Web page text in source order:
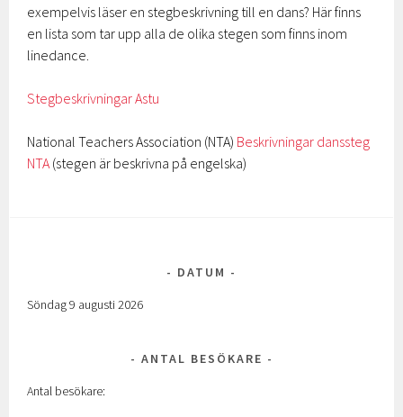
exempelvis läser en stegbeskrivning till en dans? Här finns
en lista som tar upp alla de olika stegen som finns inom
linedance.
Stegbeskrivningar Astu
National Teachers Association (NTA) Beskrivningar danssteg
NTA(stegen är beskrivna på engelska)
DATUM
Söndag 9 augusti 2026
ANTAL BESÖKARE
Antal besökare: